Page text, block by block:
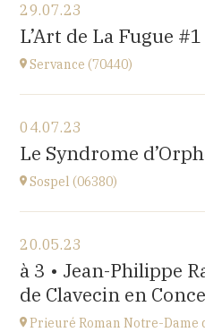
Taüll (Vall de Boí) - ESPAGNE
église
à 21H00
29.07.23
L’Art de La Fugue #1
Servance (70440)
Eglise de Servance
à17H
Accéder au site
04.07.23
Le Syndrome
Sospel (06380)
Sospel (06380)
à 20H30
Accéder au site
20.05.23
à 3 • Jean-Philippe
de Clavecin en
Prieuré Roman Notre-Dame